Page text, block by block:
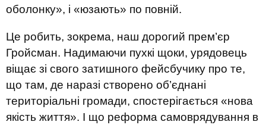
оболонку», і «юзають» по повній.
Це робить, зокрема, наш дорогий прем’єр
Гройсман. Надимаючи пухкі щоки, урядовець
віщає зі свого затишного фейсбучику про те,
що там, де наразі створено об’єднані
територіальні громади, спостерігається «нова
якість життя». І що реформа самоврядування в